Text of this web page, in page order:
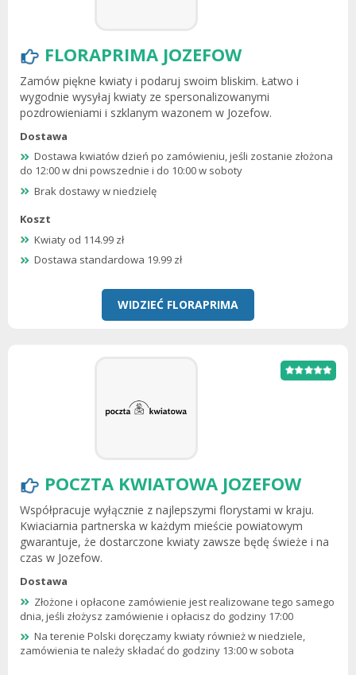
FLORAPRIMA JOZEFOW
Zamów piękne kwiaty i podaruj swoim bliskim. Łatwo i
wygodnie wysyłaj kwiaty ze spersonalizowanymi
pozdrowieniami i szklanym wazonem w Jozefow.
Dostawa
Dostawa kwiatów dzień po zamówieniu, jeśli zostanie złożona
do 12:00 w dni powszednie i do 10:00 w soboty
Brak dostawy w niedzielę
Koszt
Kwiaty od 114.99 zł
Dostawa standardowa 19.99 zł
WIDZIEĆ FLORAPRIMA
POCZTA KWIATOWA JOZEFOW
Współpracuje wyłącznie z najlepszymi florystami w kraju.
Kwiaciarnia partnerska w każdym mieście powiatowym
gwarantuje, że dostarczone kwiaty zawsze będę świeże i na
czas w Jozefow.
Dostawa
Złożone i opłacone zamówienie jest realizowane tego samego
dnia, jeśli złożysz zamówienie i opłacisz do godziny 17:00
Na terenie Polski doręczamy kwiaty również w niedziele,
zamówienia te należy składać do godziny 13:00 w sobota